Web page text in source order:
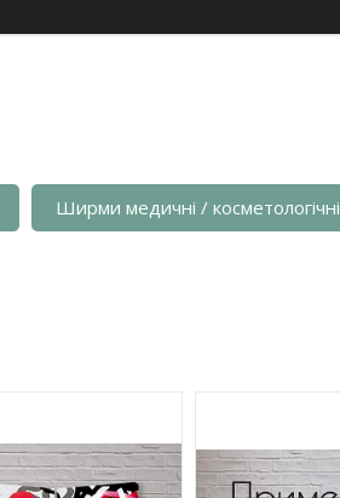
Ширми медичні / косметологічні